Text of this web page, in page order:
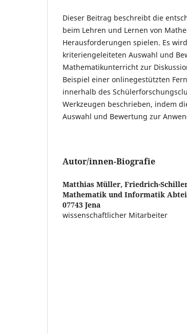
Dieser Beitrag beschreibt die
beim Lehren und Lernen von
Herausforderungen spielen. Es
kriteriengeleiteten Auswahl und
Mathematikunterricht zur
Beispiel einer onlinegestützten
innerhalb des
Werkzeugen beschrieben, indem
Auswahl und Bewertung zur
Autor/innen-Biografie
Matthias Müller, Friedrich-
Mathematik und Informatik
07743 Jena
wissenschaftlicher Mitarbeiter